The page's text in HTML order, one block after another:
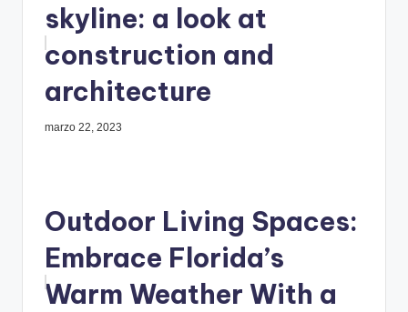
skyline: a look at
construction and
architecture
marzo 22, 2023
Outdoor Living Spaces:
Embrace Florida’s
Warm Weather With a